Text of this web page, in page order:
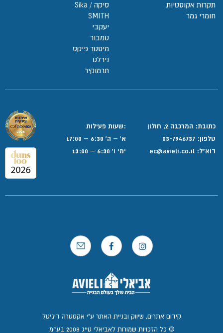
תקרות אקוסטיות
חומרי גמר
סיקה / Sika
SMITH
יעקבי
טמבור
מיסטר פיקס
נירלט
תרמוקיר
כתובת: המרכבה 2, חולון
טלפון: 03-7946737
דוא”ל:
:שעות פעילות
א' – ה' 6:30 – 17:00
ימי ו' 6:30 – 13:00
© כל הזכויות שמורות לאביאלי טייג 2008 בע״מ
קידום אתרים, שיווק ובניית האתר ע"י אקסטרה דיגיטל